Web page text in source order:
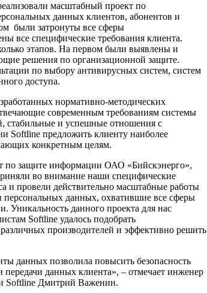
масштабный проект по
данных клиентов, абонентов и
были затронуты все сферы
все специфические требования клиента.
этапов. На первом были выявлены и
решения по организационной защите.
по выбору антивирусных систем, систем
доступа.
нормативно-методических
современным требованиям системы
и успешные отношения с
Softline предложить клиенту наиболее
конкретным целям.
по защите информации ОАО «Бийскэнерго»,
во внимание наши специфические
и провели действительно масштабные работы
данных, охватившие все сферы
данного проекта для нас
Softline удалось подобрать
производителей и эффективно решить
данных позволила повысить безопасность
данных клиента», – отмечает инженер
Softline Дмитрий Важенин.